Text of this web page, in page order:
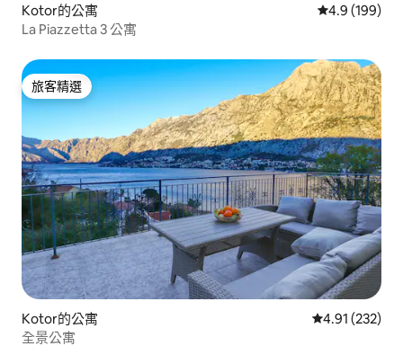
Kotor的公寓 從 199 則評
4.9 (199)
La Piazzetta 3 公寓
旅客精選
旅客精選
Kotor的公寓 從 232 則評價
4.91 (232)
全景公寓